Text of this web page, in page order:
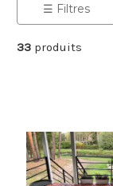
☰ Filtres
33 produits